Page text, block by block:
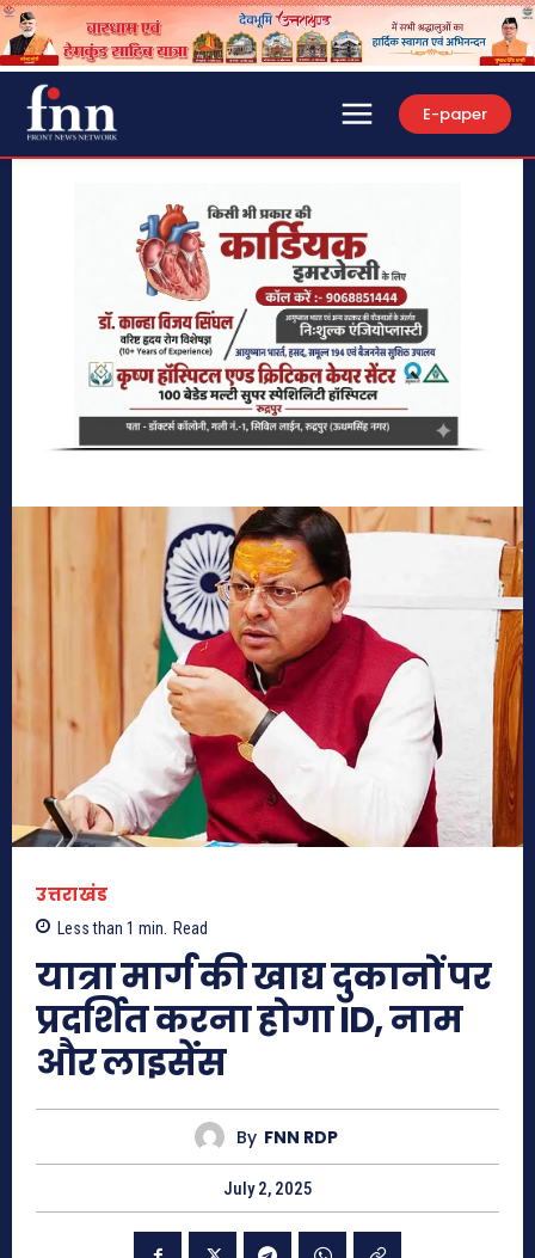
E-paper
उत्तराखंड
Less than 1 min. Read
यात्रा मार्ग की खाद्य दुकानों पर
प्रदर्शित करना होगा ID, नाम
और लाइसेंस
By FNN RDP
July 2, 2025